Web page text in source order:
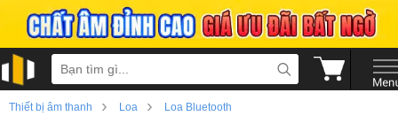
Thiết bị âm thanh › Loa › Loa Bluetooth